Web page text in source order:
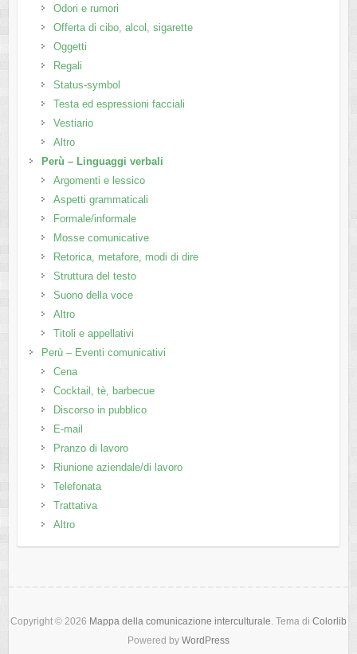
Odori e rumori
Offerta di cibo, alcol, sigarette
Oggetti
Regali
Status-symbol
Testa ed espressioni facciali
Vestiario
Altro
Perù – Linguaggi verbali
Argomenti e lessico
Aspetti grammaticali
Formale/informale
Mosse comunicative
Retorica, metafore, modi di dire
Struttura del testo
Suono della voce
Altro
Titoli e appellativi
Perù – Eventi comunicativi
Cena
Cocktail, tè, barbecue
Discorso in pubblico
E-mail
Pranzo di lavoro
Riunione aziendale/di lavoro
Telefonata
Trattativa
Altro
Copyright © 2026 Mappa della comunicazione interculturale. Tema di Colorlib
Powered by WordPress